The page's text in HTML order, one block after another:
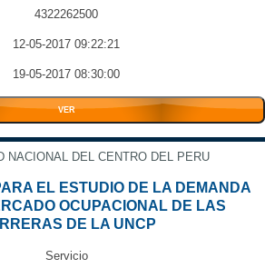
4322262500
12-05-2017 09:22:21
19-05-2017 08:30:00
VER
NACIONAL DEL CENTRO DEL PERU
EL ESTUDIO DE LA DEMANDA
OCUPACIONAL DE LAS
DE LA UNCP
Servicio